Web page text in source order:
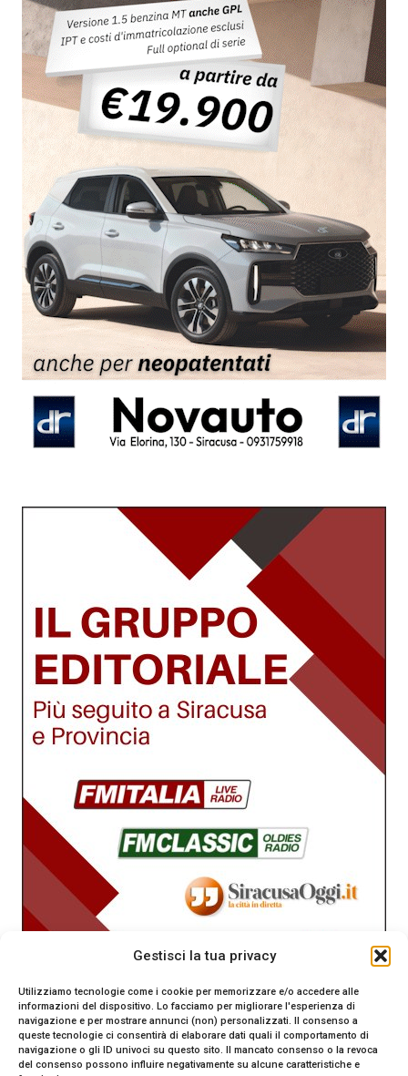
Gestisci la tua privacy
Utilizziamo tecnologie come i cookie per memorizzare e/o accedere alle
informazioni del dispositivo. Lo facciamo per migliorare l'esperienza di
navigazione e per mostrare annunci (non) personalizzati. Il consenso a
queste tecnologie ci consentirà di elaborare dati quali il comportamento di
navigazione o gli ID univoci su questo sito. Il mancato consenso o la revoca
del consenso possono influire negativamente su alcune caratteristiche e